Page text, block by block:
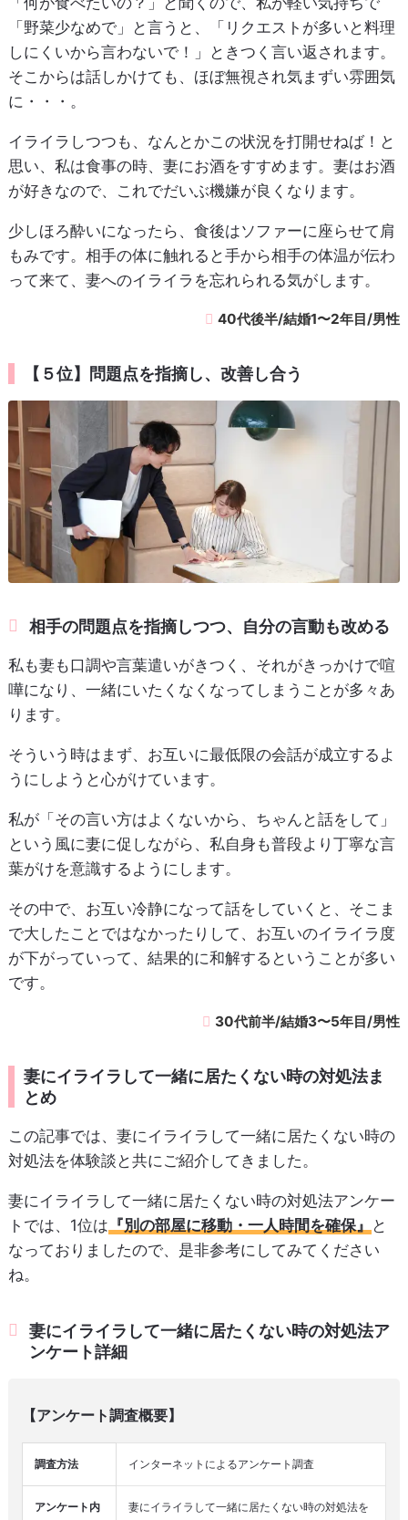
「野菜少なめで」と言うと、「リクエストが多いと料理
しにくいから言わないで！」ときつく言い返されます。
そこからは話しかけても、ほぼ無視され気まずい雰囲気
に・・・。
イライラしつつも、なんとかこの状況を打開せねば！と
思い、私は食事の時、妻にお酒をすすめます。妻はお酒
が好きなので、これでだいぶ機嫌が良くなります。
少しほろ酔いになったら、食後はソファーに座らせて肩
もみです。相手の体に触れると手から相手の体温が伝わ
って来て、妻へのイライラを忘れられる気がします。
40代後半/結婚1〜2年目/男性
【５位】問題点を指摘し、改善し合う
相手の問題点を指摘しつつ、自分の言動も改める
私も妻も口調や言葉遣いがきつく、それがきっかけで喧
嘩になり、一緒にいたくなくなってしまうことが多々あ
ります。
そういう時はまず、お互いに最低限の会話が成立するよ
うにしようと心がけています。
私が「その言い方はよくないから、ちゃんと話をして」
という風に妻に促しながら、私自身も普段より丁寧な言
葉がけを意識するようにします。
その中で、お互い冷静になって話をしていくと、そこま
で大したことではなかったりして、お互いのイライラ度
が下がっていって、結果的に和解するということが多い
です。
30代前半/結婚3〜5年目/男性
妻にイライラして一緒に居たくない時の対処法ま
とめ
この記事では、妻にイライラして一緒に居たくない時の
対処法を体験談と共にご紹介してきました。
妻にイライラして一緒に居たくない時の対処法アンケー
トでは、1位は『別の部屋に移動・一人時間を確保』と
なっておりましたので、是非参考にしてみてください
ね。
妻にイライラして一緒に居たくない時の対処法ア
ンケート詳細
【アンケート調査概要】
調査方法 インターネットによるアンケート調査
アンケート内
妻にイライラして一緒に居たくない時の対処法を